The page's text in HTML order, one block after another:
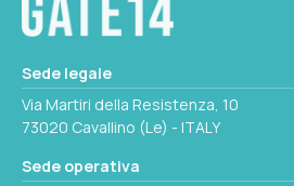
33.175.05
150 Ø x 160 h
Sede legale
Via Martiri della Resistenza, 10
73020 Cavallino (Le) - ITALY
Sede operativa